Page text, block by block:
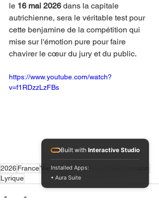
le 16 mai 2026 dans la capitale
autrichienne, sera le véritable test pour
cette benjamine de la compétition qui
mise sur l'émotion pure pour faire
chavirer le cœur du jury et du public.
https://www.youtube.com/watch?
v=f1RDzzLzFBs
2026FranceVienneMonroe
Lyrique
Built with Interactive Studio
Installed Apps:
• Aura Suite